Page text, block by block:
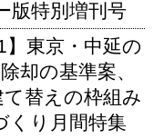
版特別増刊号
】東京・中延の
却の基準案、
替えの枠組み
くり月間特集